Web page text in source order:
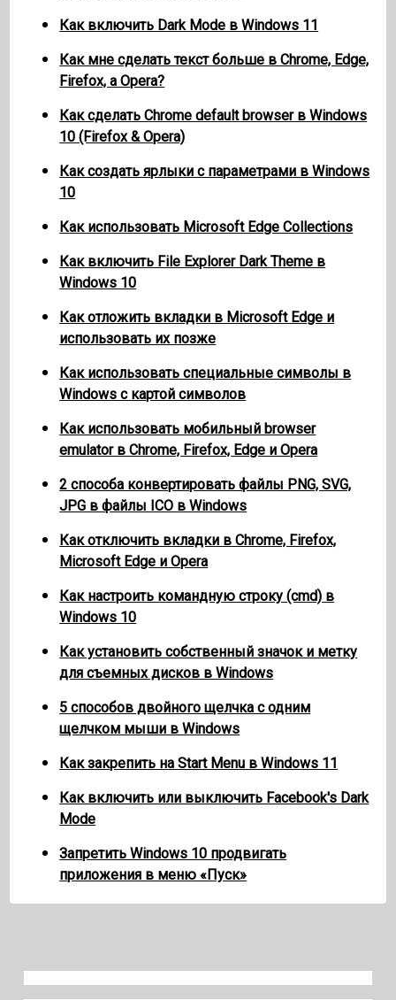
Как включить Dark Mode в Windows 11
Как мне сделать текст больше в Chrome, Edge,
Firefox, а Opera?
Как сделать Chrome default browser в Windows
10 (Firefox & Opera)
Как создать ярлыки с параметрами в Windows
10
Как использовать Microsoft Edge Collections
Как включить File Explorer Dark Theme в
Windows 10
Как отложить вкладки в Microsoft Edge и
использовать их позже
Как использовать специальные символы в
Windows с картой символов
Как использовать мобильный browser
emulator в Chrome, Firefox, Edge и Opera
2 способа конвертировать файлы PNG, SVG,
JPG в файлы ICO в Windows
Как отключить вкладки в Chrome, Firefox,
Microsoft Edge и Opera
Как настроить командную строку (cmd) в
Windows 10
Как установить собственный значок и метку
для съемных дисков в Windows
5 способов двойного щелчка с одним
щелчком мыши в Windows
Как закрепить на Start Menu в Windows 11
Как включить или выключить Facebook's Dark
Mode
Запретить Windows 10 продвигать
приложения в меню «Пуск»